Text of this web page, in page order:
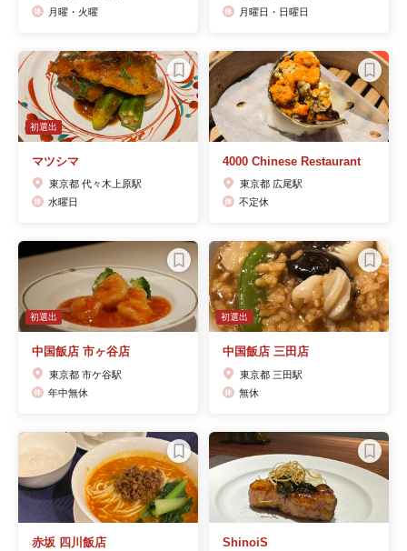
月曜・火曜
月曜日・日曜日
初選出
マツシマ
東京都 代々木上原駅
水曜日
4000 Chinese Restaurant
東京都 広尾駅
不定休
初選出
中国飯店 市ヶ谷店
東京都 市ケ谷駅
年中無休
初選出
中国飯店 三田店
東京都 三田駅
無休
赤坂 四川飯店 ShinoiS